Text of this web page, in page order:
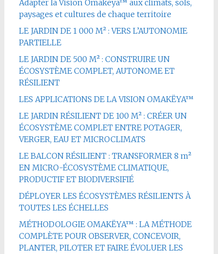
Adapter la Vision Omakëya™ aux climats, sols,
paysages et cultures de chaque territoire
LE JARDIN DE 1 000 M² : VERS L’AUTONOMIE
PARTIELLE
LE JARDIN DE 500 M² : CONSTRUIRE UN
ÉCOSYSTÈME COMPLET, AUTONOME ET
RÉSILIENT
LES APPLICATIONS DE LA VISION OMAKËYA™
LE JARDIN RÉSILIENT DE 100 M² : CRÉER UN
ÉCOSYSTÈME COMPLET ENTRE POTAGER,
VERGER, EAU ET MICROCLIMATS
LE BALCON RÉSILIENT : TRANSFORMER 8 m²
EN MICRO-ÉCOSYSTÈME CLIMATIQUE,
PRODUCTIF ET BIODIVERSIFIÉ
DÉPLOYER LES ÉCOSYSTÈMES RÉSILIENTS À
TOUTES LES ÉCHELLES
MÉTHODOLOGIE OMAKËYA™ : LA MÉTHODE
COMPLÈTE POUR OBSERVER, CONCEVOIR,
PLANTER, PILOTER ET FAIRE ÉVOLUER LES